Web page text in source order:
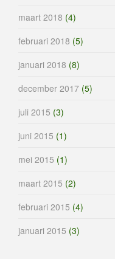
maart 2018 (4)
februari 2018 (5)
januari 2018 (8)
december 2017 (5)
juli 2015 (3)
juni 2015 (1)
mei 2015 (1)
maart 2015 (2)
februari 2015 (4)
januari 2015 (3)